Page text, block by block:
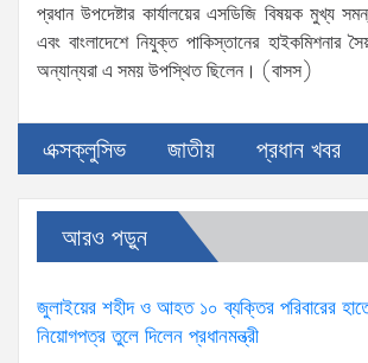
প্রধান উপদেষ্টার কার্যালয়ের এসডিজি বিষয়ক মুখ্য
এবং বাংলাদেশে নিযুক্ত পাকিস্তানের হাইকমিশনার
অন্যান্যরা এ সময় উপস্থিত ছিলেন। (বাসস)
এক্সক্লুসিভ জাতীয় প্রধান খবর
আরও পড়ুন
জুলাইয়ের শহীদ ও আহত ১০ ব্যক্তির পরিবারের
নিয়োগপত্র তুলে দিলেন প্রধানমন্ত্রী